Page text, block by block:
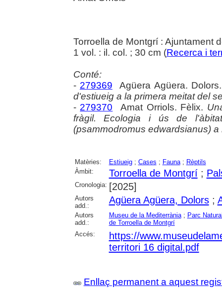
Torroella de Montgrí : Ajuntament
1 vol. : il. col. ; 30 cm (Recerca i
Conté:
- 279369 Agüera Agüera.
d'estiueig a la primera meitat del
- 279370 Amat Orriols. Fèlix.
fràgil. Ecologia i ús de
(psammodromus edwardsianus)
Matèries: Estiueig; Cases ; Fauna; Rèptils
Àmbit:
Torroella de Montgrí;
Cronologia: [2025]
Autors
add.:
Agüera Agüera, Dolors;
Autors
add.:
Museu de la Mediterrània; Parc
de Torroella de Montgrí
Accés:
https://
territori 16 digital.pdf
Enllaç permanent a aquest